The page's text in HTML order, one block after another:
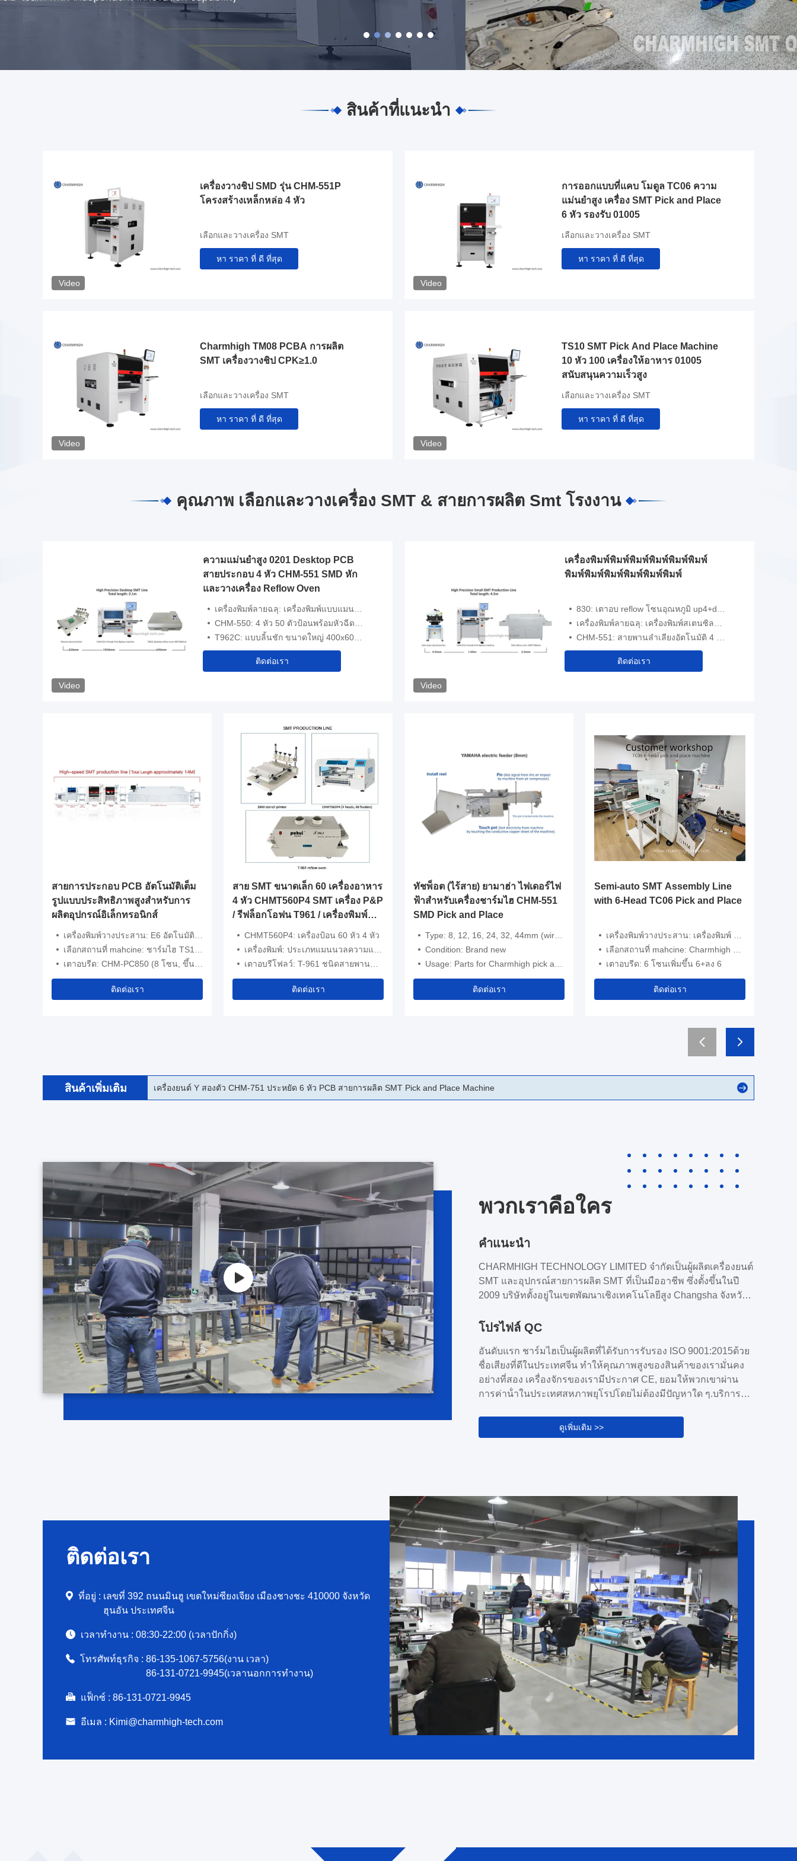
สินค้าที่แนะนํา
Video
เครื่องวางชิป SMD รุ่น CHM-551P
โครงสร้างเหล็กหล่อ 4 หัว
เลือกและวางเครื่อง SMT
หา ราคา ที่ ดี ที่สุด
Video
การออกแบบที่แคบ โมดูล TC06 ความ
แม่นยำสูง เครื่อง SMT Pick and Place
6 หัว รองรับ 01005
เลือกและวางเครื่อง SMT
หา ราคา ที่ ดี ที่สุด
Video
Charmhigh TM08 PCBA การผลิต
SMT เครื่องวางชิป CPK≥1.0
เลือกและวางเครื่อง SMT
หา ราคา ที่ ดี ที่สุด
Video
TS10 SMT Pick And Place Machine
10 หัว 100 เครื่องให้อาหาร 01005
สนับสนุนความเร็วสูง
เลือกและวางเครื่อง SMT
หา ราคา ที่ ดี ที่สุด
คุณภาพ เลือกและวางเครื่อง SMT & สายการผลิต Smt โรงงาน
Video
ความแม่นยําสูง 0201 Desktop PCB
สายประกอบ 4 หัว CHM-551 SMD หัก
และวางเครื่อง Reflow Oven
เครื่องพิมพ์ลายฉลุ: เครื่องพิมพ์แบบแมนนวลที่มีความแม่นยำสูง
CHM-550: 4 หัว 50 ตัวป้อนพร้อมหัวฉีดเปลี่ยนอัตโนมัติ
T962C: แบบลิ้นชัก ขนาดใหญ่ 400x600mm
ติดต่อเรา
Video
เครื่องพิมพ์พิมพ์พิมพ์พิมพ์พิมพ์พิมพ์
พิมพ์พิมพ์พิมพ์พิมพ์พิมพ์พิมพ์
830: เตาอบ reflow โซนอุณหภูมิ up4+down4 พื้นที่ทำความร้อน 1400x300 มม
เครื่องพิมพ์ลายฉลุ: เครื่องพิมพ์สเตนซิลกึ่งอัตโนมัติความแม่นยำสูง 3250
CHM-551: สายพานลำเลียงอัตโนมัติ 4 หัว 50 ฟีดเดอร์พร้อมหัวฉีดเปลี่ยนอัตโนมัติ
ติดต่อเรา
สายการประกอบ PCB อัตโนมัติเต็ม
รูปแบบประสิทธิภาพสูงสำหรับการ
ผลิตอุปกรณ์อิเล็กทรอนิกส์
เครื่องพิมพ์วางประสาน: E6 อัตโนมัติเต็มรูปแบบ
เลือกสถานที่ mahcine: ชาร์มไฮ TS10,TM08
เตาอบรีด: CHM-PC850 (8 โซน, ขึ้น8+ลง8)
ติดต่อเรา
สาย SMT ขนาดเล็ก 60 เครื่องอาหาร
4 หัว CHMT560P4 SMT เครื่อง P&P
/ รีฟล็อกโอฟน T961 / เครื่องพิมพ์
พิมพ์พิมพ์พิมพ์ 3040
CHMT560P4: เครื่องป้อน 60 หัว 4 หัว
เครื่องพิมพ์: ประเภทแมนนวลความแม่นยำสูง 3040
เตาอบรีโฟลว์: T-961 ชนิดสายพานลำเลียง
ติดต่อเรา
ทัชพ็อต (ไร้สาย) ยามาฮ่า ไฟเดอร์ไฟ
ฟ้าสําหรับเครื่องชาร์มไฮ CHM-551
SMD Pick and Place
Type: 8, 12, 16, 24, 32, 44mm (wireless)
Condition: Brand new
Usage: Parts for Charmhigh pick and place machine
ติดต่อเรา
Semi-auto SMT Assembly Line
with 6-Head TC06 Pick and Place
เครื่องพิมพ์วางประสาน: เครื่องพิมพ์ Semi-Auto stencil 3250
เลือกสถานที่ mahcine: Charmhigh TC06 (6 หัว)
เตาอบรีด: 6 โซนเพิ่มขึ้น 6+ลง 6
ติดต่อเรา
สินค้าเพิ่มเติม CHM-861 SMD Chip Mouter Pnp Machine 8 หัว 100 feeders PCB Assembly Line
พวกเราคือใคร
คําแนะนํา
CHARMHIGH TECHNOLOGY LIMITED จํากัดเป็นผู้ผลิตเครื่องยนต์
SMT และอุปกรณ์สายการผลิต SMT ที่เป็นมืออาชีพ ซึ่งตั้งขึ้นในปี
2009 บริษัทตั้งอยู่ในเขตพัฒนาเชิงเทคโนโลยีสูง Changsha จังหวัด
และเทคโนโลยีที่ทันสมัยมืออาชีพที่สามารถทําทั้ง R & D, การผลิต
สิบปีเราเริ่มต้นธุรกิจจากเครื่องกํากับ CNC ตั้งแต่ปี 2009 วิศวกรของ
เรามีประสบการณ์มากมายเกี่ยวกับเครื่องจักรและระบบควบคุมการ
เคลื่อนไหว ดังน...
โปรไฟล์ QC
อันดับแรก ชาร์มไฮเป็นผู้ผลิตที่ได้รับการรับรอง ISO 9001:2015ด้วย
ชื่อเสียงที่ดีในประเทศจีน ทําให้คุณภาพสูงของสินค้าของเรามั่นคง
อย่างที่สอง เครื่องจักรของเรามีประกาศ CE, ยอมให้พวกเขาผ่าน
การค่าน้ําในประเทศสหภาพยุโรปโดยไม่ต้องมีปัญหาใด ๆ.บริการ
ประกัน 1 ปี ตั้งแต่วันที่ซื้อ พร้อมกับการสนับสนุนการดูแลตลอดชีวิต-
อะไหล่: เรามักจะให้อะไหล่แท้โดยตรงจากโรงงานที่น่าเชื่อถือ- การ
ดูเพิ่มเติม >>
ติดต่อเรา
ที่อยู่ : เลขที่ 392 ถนนมินฮู เขตใหม่ซียงเจียง เมืองชางชะ 410000 จังหวัด
ฮุนอัน ประเทศจีน
เวลาทํางาน : 08:30-22:00 (เวลาปักกิ่ง)
โทรศัพท์ธุรกิจ : 86-135-1067-5756(งาน เวลา)
86-131-0721-9945(เวลานอกการทํางาน)
แฟ็กซ์ : 86-131-0721-9945
อีเมล : Kimi@charmhigh-tech.com